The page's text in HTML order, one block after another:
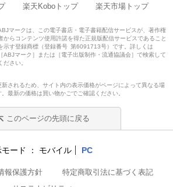
楽天Koboトップ 楽天市場トップ
マークは、この電子書店・電子書籍配信サービスが、著作権
からコンテンツ使用許諾を得た正規版配信サービスであること
示す登録商標（登録番号 第6091713号）です。詳しくは
［ABJマーク］または［電子出版制作・流通協議会］で検索して
ださい。
されるため、サイト内の表示価格がページによって異なる場
最新の価格は買い物かごでご確認ください。
このページの先頭に戻る
ード モバイル PC
報保護方針
特定商取引法に基づく表記